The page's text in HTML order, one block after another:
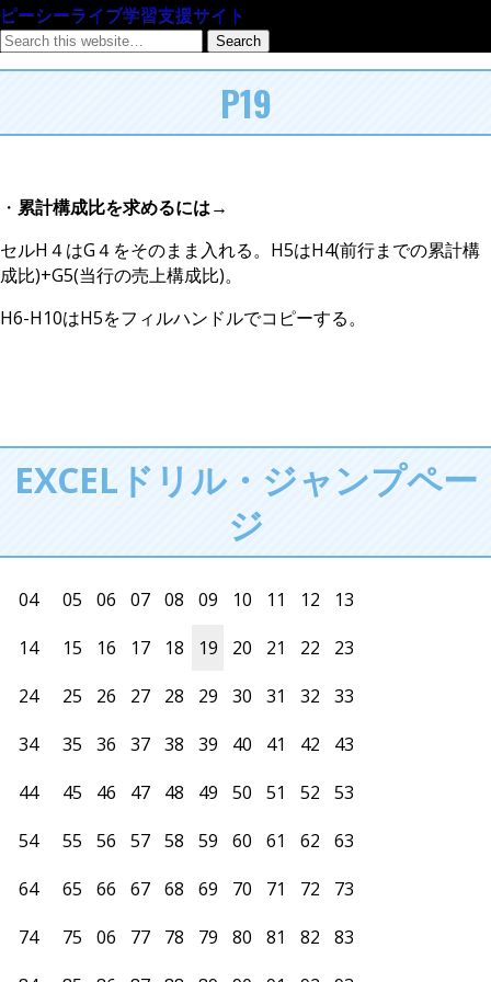
ピーシーライブ学習支援サイト
P19
・ 累計構成比を求めるには→
セルH４はG４をそのまま入れる。H5はH4(前行までの累計構
成比)+G5(当行の売上構成比)。
H6-H10はH5をフィルハンドルでコピーする。
EXCELドリル・ジャンプペー
ジ
04 05 06 07 08 09 10 11 12
13
14
15 16 17 18 19 20 21 22
23
24
25 26 27 28 29 30 31 32
33
34
35 36 37 38 39 40 41 42
43
44
45 46 47 48 49 50 51 52
53
54
55 56 57 58 59 60 61 62
63
64
65 66 67 68 69 70 71 72
73
74
75 06 77 78 79 80 81 82
83